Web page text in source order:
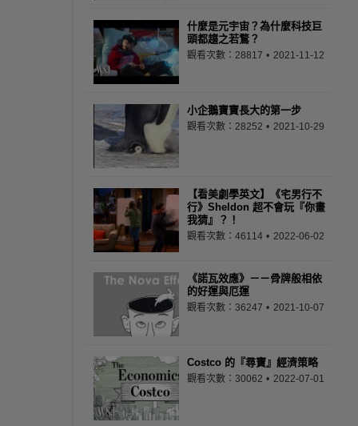
什麼是元宇宙？為什麼科技巨
頭都趨之若鶩？
觀看次數：28817 2021-11-12
小企鵝寶寶長大的第一步
觀看次數：28252 2021-10-29
【看美劇學英文】《宅男行不
行》Sheldon 超不會玩『你畫
我猜』？！
觀看次數：46114 2022-06-02
《諾瓦效應》－－骨牌般相依
的好運與厄運
觀看次數：36247 2021-10-07
Costco 的『尋寶』經濟策略
觀看次數：30062 2022-07-01